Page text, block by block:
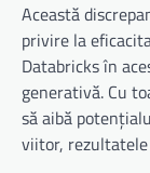
Această
privire la
Databricks în
generativă. Cu
să aibă
viitor,